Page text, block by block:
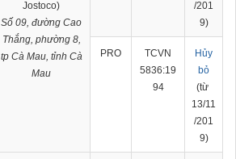
Jostoco)
Số 09, đường Cao
Thắng, phường 8,
tp Cà Mau, tỉnh Cà
Mau
/201
9)
PRO
TCVN
5836:19
94
Hủy
bỏ
(từ
13/11
/201
9)